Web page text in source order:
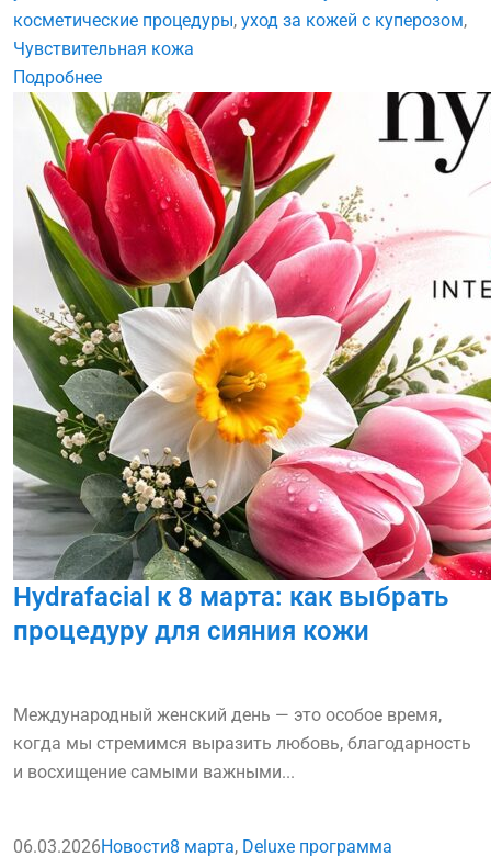
косметические процедуры, уход за кожей с куперозом,
Чувствительная кожа
Подробнее
Hydrafacial к 8 марта: как выбрать
процедуру для сияния кожи
Международный женский день — это особое время,
когда мы стремимся выразить любовь, благодарность
и восхищение самыми важными...
06.03.2026Новости8 марта, Deluxe программа